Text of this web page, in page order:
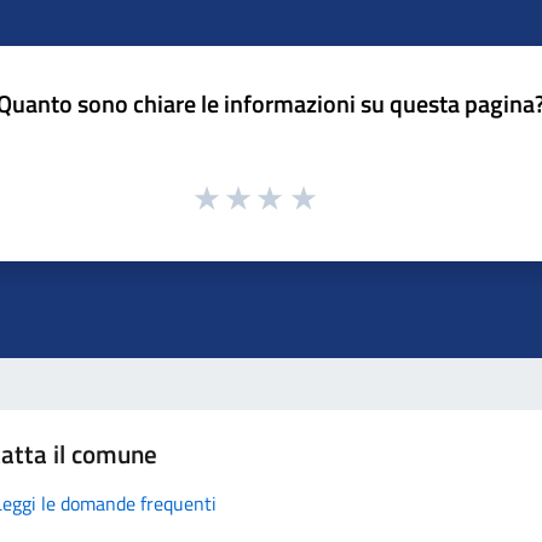
sono chiare le informazioni su questa
il comune
le domande frequenti